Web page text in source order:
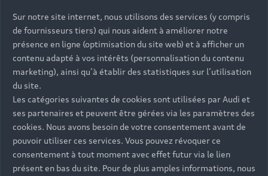
Sur notre site internet, nous utilisons des services (y compris
de fournisseurs tiers) qui nous aident à améliorer notre
présence en ligne (optimisation du site web) et à afficher un
contenu adapté à vos intérêts (personnalisation du contenu
marketing), ainsi qu’à établir des statistiques sur l’utilisation
du site.
Les catégories suivantes de cookies sont utilisées par Audi et
ses partenaires et peuvent être gérées via les paramètres des
cookies. Nous avons besoin de votre consentement avant de
pouvoir utiliser ces services. Vous pouvez révoquer ce
consentement à tout moment avec effet futur via le lien
présent en bas du site. Pour de plus amples informations, nous